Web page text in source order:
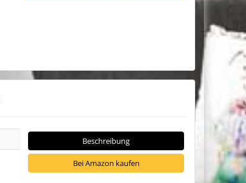
Beschreibung
Bei Amazon kaufen